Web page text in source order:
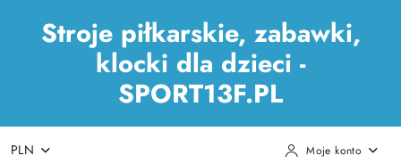
Stroje piłkarskie, zabawki,
klocki dla dzieci -
SPORT13F.PL
Przejdź do treści głównej
Przejdź do wyszukiwarki
Przejdź do moje konto
Przejdź do menu głównego
Przejdź do opisu produktu
Przejdź do stopki
PLN Moje konto